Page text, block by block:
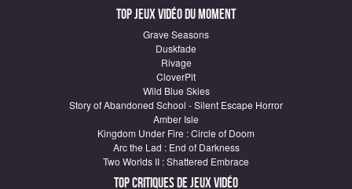
Top Jeux vidéo du moment
Grave Seasons
Duskfade
Rivage
CloverPit
Wild Blue Skies
Story of Abandoned School - Silent Escape Horror
Amber Isle
Kingdom Under Fire : Circle of Doom
Arc the Lad : End of Darkness
Two Worlds II : Shattered Embrace
Top critiques de Jeux vidéo